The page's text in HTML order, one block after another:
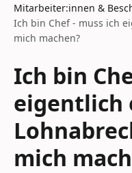
Mitarbeiter:innen &
Ich bin Chef - muss ich
mich machen?
Ich bin
eigentlich
mich